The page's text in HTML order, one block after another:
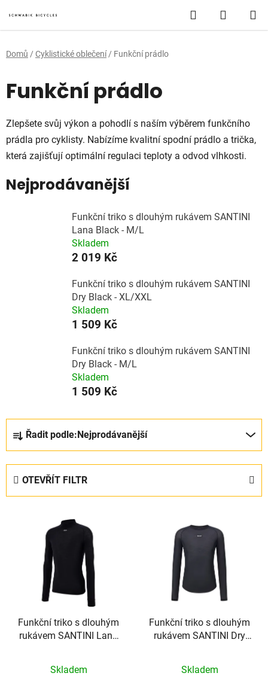
na
obsah
Hledat
KOŠÍK
Domů / Cyklistické oblečení / Funkční prádlo
Funkční prádlo
Zlepšete svůj výkon a pohodlí s naším výběrem funkčního
prádla pro cyklisty. Nabízíme kvalitní spodní prádlo a trička,
která zajišťují optimální regulaci teploty a odvod vlhkosti.
Nejprodávanější
Funkční triko s dlouhým rukávem SANTINI
Lana Black - M/L
Skladem
2 019 Kč
Funkční triko s dlouhým rukávem SANTINI
Dry Black - XL/XXL
Skladem
1 509 Kč
Funkční triko s dlouhým rukávem SANTINI
Dry Black - M/L
Skladem
1 509 Kč
Ř
a
z
e
n
Řadit podle: Nejprodávanější
OTEVŘÍT FILTR
Funkční triko s dlouhým
rukávem SANTINI Lana
Skladem
Funkční triko s dlouhým
rukávem SANTINI Dry
Skladem